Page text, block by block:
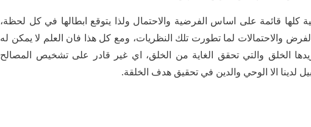
كلها قائمة على اساس الفرضية والاحتمال ولذا يتوقع ابطالها في كل لحظة،
والاحتمالات لما تطورت تلك النظريات، ومع كل هذا فان العلم لا يمكن له
الخلق والتي تحقق الغاية من الخلق، اي غير قادر على تشخيص المصالح
لدينا الا الوحي والدين في تحقيق هدف الخلقة.